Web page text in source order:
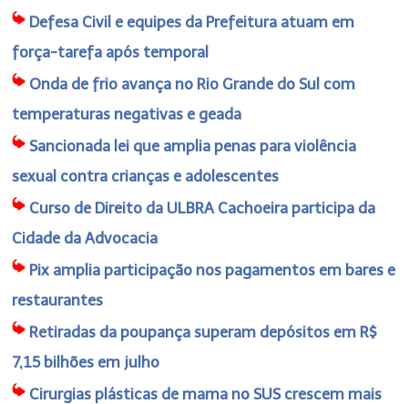
Defesa Civil e equipes da Prefeitura atuam em
força-tarefa após temporal
Onda de frio avança no Rio Grande do Sul com
temperaturas negativas e geada
Sancionada lei que amplia penas para violência
sexual contra crianças e adolescentes
Curso de Direito da ULBRA Cachoeira participa da
Cidade da Advocacia
Pix amplia participação nos pagamentos em bares e
restaurantes
Retiradas da poupança superam depósitos em R$
7,15 bilhões em julho
Cirurgias plásticas de mama no SUS crescem mais